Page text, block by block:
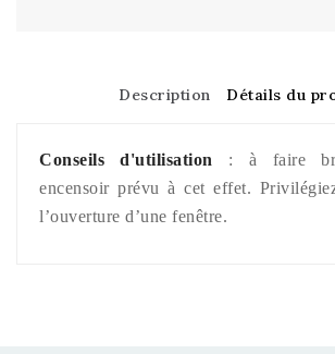
Description Détails du
Conseils d'utilisation
: à faire
encensoir prévu à cet effet.
l’ouverture d’une fenêtre.